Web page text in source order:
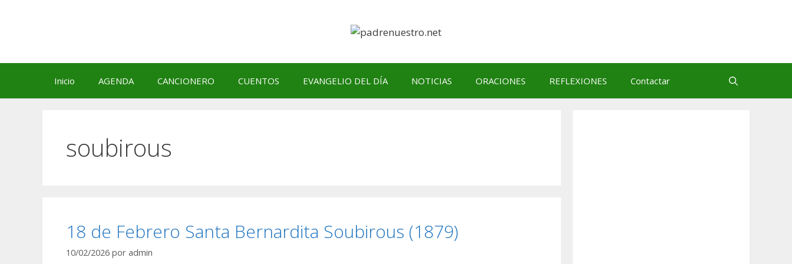
Inicio AGENDA CANCIONERO CUENTOS EVANGELIO DEL DÍA NOTICIAS ORACIONES REFLEXIONES Contactar
soubirous
18 de Febrero Santa Bernardita Soubirous (1879)
10/02/2026 por admin